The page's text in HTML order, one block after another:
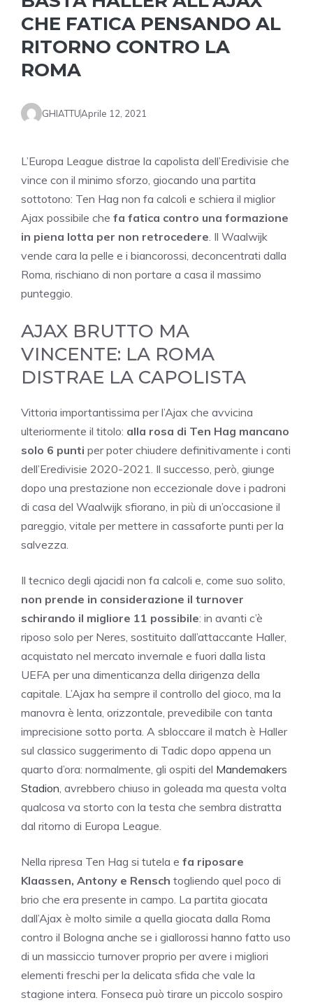
CHE FATICA PENSANDO AL
RITORNO CONTRO LA
ROMA
GHIATTUAprile 12, 2021
L’Europa League distrae la capolista dell’Eredivisie che
vince con il minimo sforzo, giocando una partita
sottotono: Ten Hag non fa calcoli e schiera il miglior
Ajax possibile che fa fatica contro una formazione
in piena lotta per non retrocedere. Il Waalwijk
vende cara la pelle e i biancorossi, deconcentrati dalla
Roma, rischiano di non portare a casa il massimo
punteggio.
AJAX BRUTTO MA
VINCENTE: LA ROMA
DISTRAE LA CAPOLISTA
Vittoria importantissima per l’Ajax che avvicina
ulteriormente il titolo: alla rosa di Ten Hag mancano
solo 6 punti per poter chiudere definitivamente i conti
dell’Eredivisie 2020-2021. Il successo, però, giunge
dopo una prestazione non eccezionale dove i padroni
di casa del Waalwijk sfiorano, in più di un’occasione il
pareggio, vitale per mettere in cassaforte punti per la
salvezza.
Il tecnico degli ajacidi non fa calcoli e, come suo solito,
non prende in considerazione il turnover
schirando il migliore 11 possibile: in avanti c’è
riposo solo per Neres, sostituito dall’attaccante Haller,
acquistato nel mercato invernale e fuori dalla lista
UEFA per una dimenticanza della dirigenza della
capitale. L’Ajax ha sempre il controllo del gioco, ma la
manovra è lenta, orizzontale, prevedibile con tanta
imprecisione sotto porta. A sbloccare il match è Haller
sul classico suggerimento di Tadic dopo appena un
quarto d’ora: normalmente, gli ospiti del Mandemakers
Stadion, avrebbero chiuso in goleada ma questa volta
qualcosa va storto con la testa che sembra distratta
dal ritorno di Europa League.
Nella ripresa Ten Hag si tutela e fa riposare
Klaassen, Antony e Rensch togliendo quel poco di
brio che era presente in campo. La partita giocata
dall’Ajax è molto simile a quella giocata dalla Roma
contro il Bologna anche se i giallorossi hanno fatto uso
di un massiccio turnover proprio per avere i migliori
elementi freschi per la delicata sfida che vale la
stagione intera. Fonseca può tirare un piccolo sospiro